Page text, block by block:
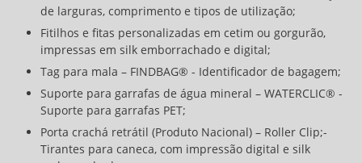
de larguras, comprimento e tipos de utilização;
Fitilhos e fitas personalizadas em cetim ou gorgurão,
impressas em silk emborrachado e digital;
Tag para mala – FINDBAG® - Identificador de bagagem;
Suporte para garrafas de água mineral – WATERCLIC® -
Suporte para garrafas PET;
Porta crachá retrátil (Produto Nacional) – Roller Clip;-
Tirantes para caneca, com impressão digital e silk